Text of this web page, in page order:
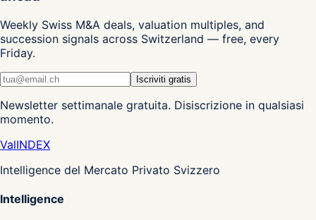
Weekly Swiss M&A deals, valuation multiples, and
succession signals across Switzerland — free, every
Friday.
Iscriviti gratis
Newsletter settimanale gratuita. Disiscrizione in qualsiasi
momento.
ValINDEX
Intelligence del Mercato Privato Svizzero
Intelligence